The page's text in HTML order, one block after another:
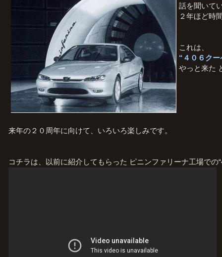
話を聞いて
２年ほど時
これは、
“４０６ク
やっと来た
来年の２０周年に向けて、いろいろ楽しみです。
コチラは、以前に紹介してもらった ピニンファリーナ工場での